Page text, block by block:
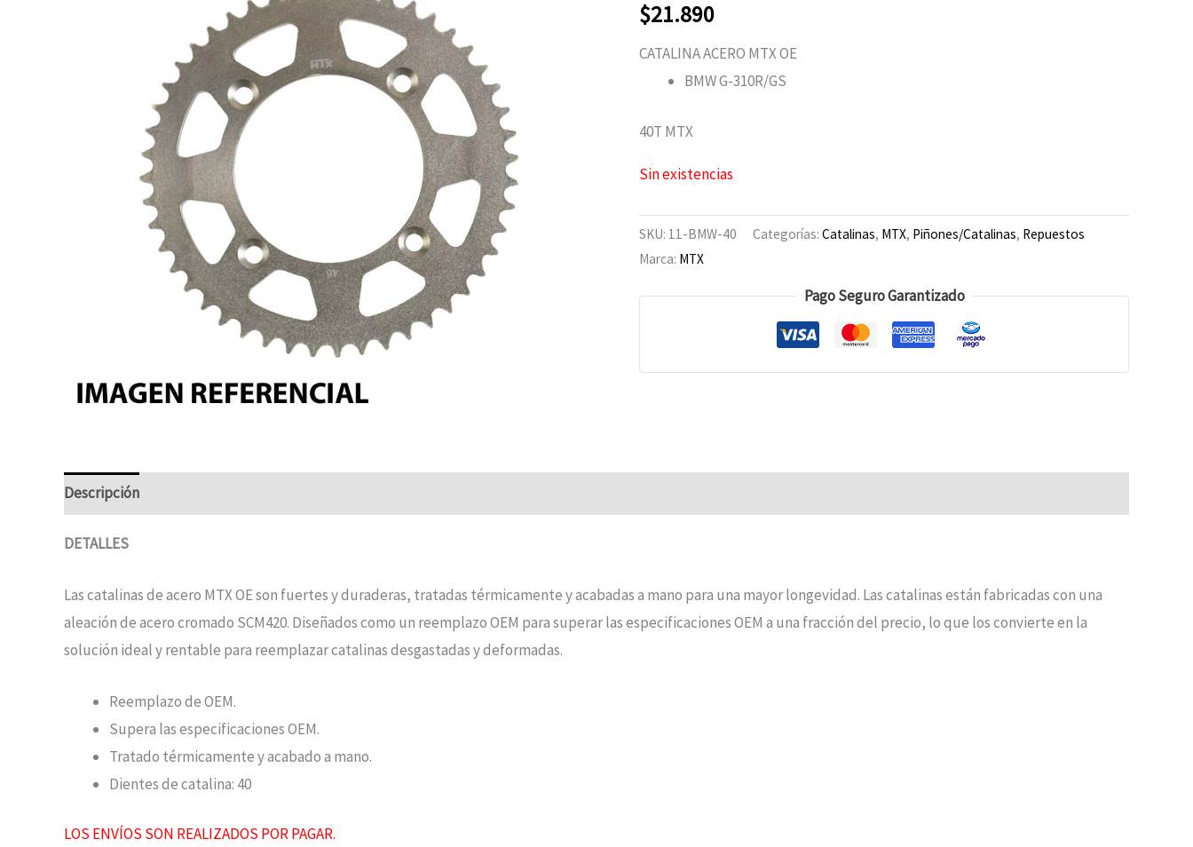
$21.890
CATALINA ACERO MTX OE
BMW G-310R/GS
40T MTX
Sin existencias
SKU: 11-BMW-40 Categorías: Catalinas, MTX, Piñones/Catalinas, Repuestos
Marca: MTX
Pago Seguro Garantizado
Descripción
DETALLES
Las catalinas de acero MTX OE son fuertes y duraderas, tratadas térmicamente y acabadas a mano para una mayor longevidad. Las catalinas están fabricadas con una
aleación de acero cromado SCM420. Diseñados como un reemplazo OEM para superar las especificaciones OEM a una fracción del precio, lo que los convierte en la
solución ideal y rentable para reemplazar catalinas desgastadas y deformadas.
Reemplazo de OEM.
Supera las especificaciones OEM.
Tratado térmicamente y acabado a mano.
Dientes de catalina: 40
LOS ENVÍOS SON REALIZADOS POR PAGAR.